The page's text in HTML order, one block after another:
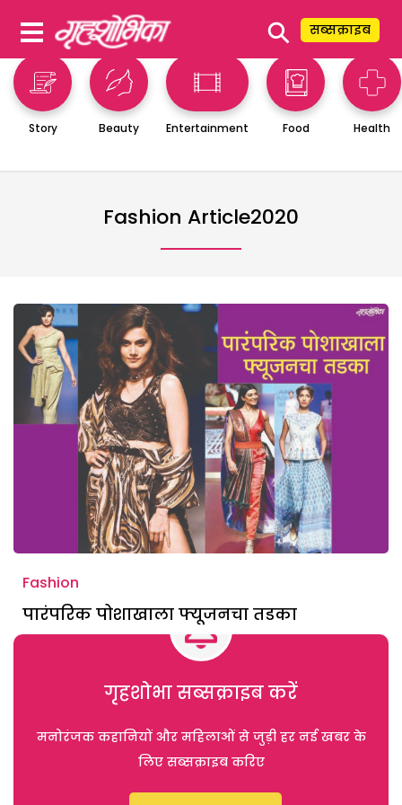
⚲ सब्सक्राइब
Story Beauty Entertainment Food Health
Fashion Article2020
Fashion
पारंपरिक पोशाखाला फ्यूजनचा तडका
गृहशोभा सब्सक्राइब करें
मनोरंजक कहानियों और महिलाओं से जुड़ी हर नई खबर के
लिए सब्सक्राइब करिए